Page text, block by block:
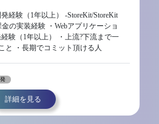
経験（1年以上） -StoreKit/StoreKit
の実装経験 ・Webアプリケーショ
験（1年以上） ・上流?下流まで一
と ・長期でコミット頂ける人
詳細を見る